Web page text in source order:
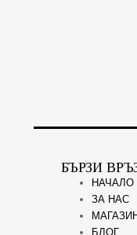
БЪРЗИ
НАЧАЛО
ЗА НАС
БЛОГ